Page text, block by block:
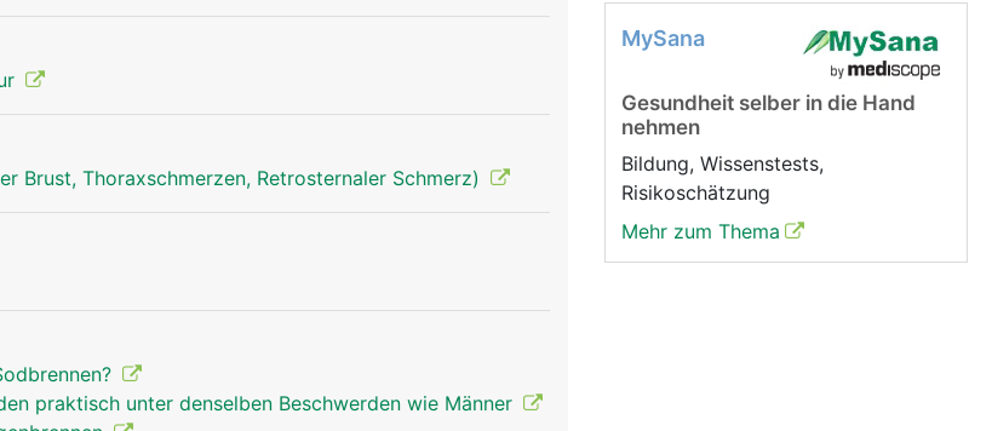
Brust, Thoraxschmerzen, Retrosternaler Schmerz)
praktisch unter denselben Beschwerden wie Männer
MySana
Gesundheit selber in die Hand
nehmen
Bildung, Wissenstests,
Risikoschätzung
Mehr zum Thema